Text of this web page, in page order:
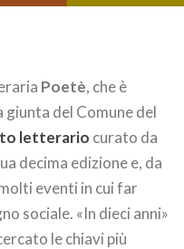
Poetè, che è
giunta del Comune del
letterario curato da
decima edizione e, da
eventi in cui far
sociale. «In dieci anni»
le chiavi più